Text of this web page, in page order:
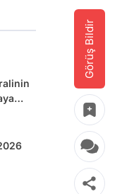
Görüş Bildir